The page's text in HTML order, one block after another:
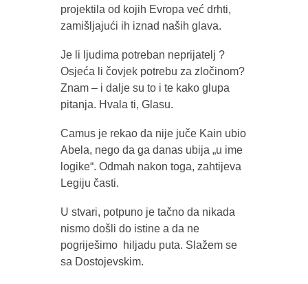
projektila od kojih Evropa već drhti,
zamišljajući ih iznad naših glava.
Je li ljudima potreban neprijatelj ?
Osjeća li čovjek potrebu za zločinom?
Znam – i dalje su to i te kako glupa
pitanja. Hvala ti, Glasu.
Camus je rekao da nije juče Kain ubio
Abela, nego da ga danas ubija „u ime
logike“. Odmah nakon toga, zahtijeva
Legiju časti.
U stvari, potpuno je tačno da nikada
nismo došli do istine a da ne
pogriješimo hiljadu puta. Slažem se
sa Dostojevskim.